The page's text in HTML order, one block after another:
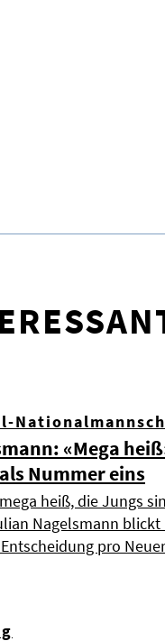
«Mega
Nummer eins
heiß, die Jungs
Nagelsmann blickt
pro